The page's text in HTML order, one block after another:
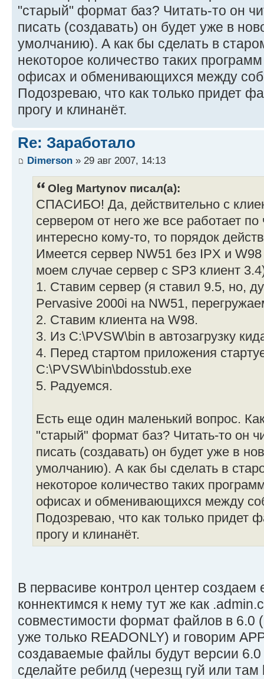
"старый" формат баз? Читать-то он
писать (создавать) он будет уже в
умолчанию). А как бы сделать в
некоторое количество таких
офисах и обменивающихся между
Подозреваю, что как только придет
прогу и клинанёт.
Re: Заработало
Dimerson » 29 авг 2007, 14:13
Oleg Martynov писал(а):
СПАСИБО! Да, действительно с
сервером от него же все работает
интересно кому-то, то порядок
Имеется сервер NW51 без IPX и
моем случае сервер с SP3 клиент
1. Ставим сервер (я ставил 9.5, но,
Pervasive 2000i на NW51,
2. Ставим клиента на W98.
3. Из C:\PVSW\bin в автозагрузку
4. Перед стартом приложения
C:\PVSW\bin\bdosstub.exe
5. Радуемся.
Есть еще один маленький вопрос.
"старый" формат баз? Читать-то он
писать (создавать) он будет уже в
умолчанию). А как бы сделать в
некоторое количество таких
офисах и обменивающихся между
Подозреваю, что как только придет
прогу и клинанёт.
В первасиве контрол центер создаем
коннектимся к нему тут же как
совместимости формат файлов в 6.0
уже только READONLY) и говорим
создаваемые файлы будут версии 6.0
сделайте ребилд (черезщ гуй или там